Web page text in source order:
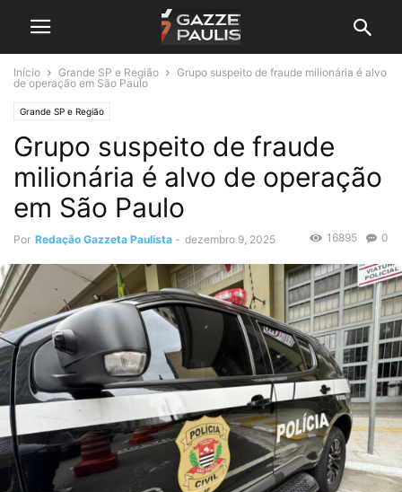
Início Grande SP e Região
Grupo suspeito de fraude milionária é alvo
de operação em São Paulo
Grande SP e Região
Grupo suspeito de fraude
milionária é alvo de operação
em São Paulo
Por Redação Gazzeta Paulista - dezembro 9, 2025 0
16895